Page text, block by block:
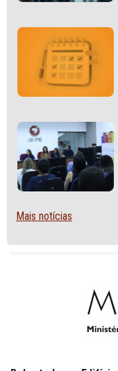
Mais notícias